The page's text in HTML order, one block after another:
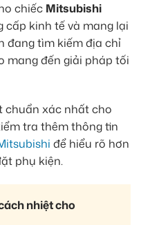
chiếc Mitsubishi
cấp kinh tế và mang lại
đang tìm kiếm địa chỉ
mang đến giải pháp tối
chuẩn xác nhất cho
tra thêm thông tin
để hiểu rõ hơn
phụ kiện.
nhiệt cho